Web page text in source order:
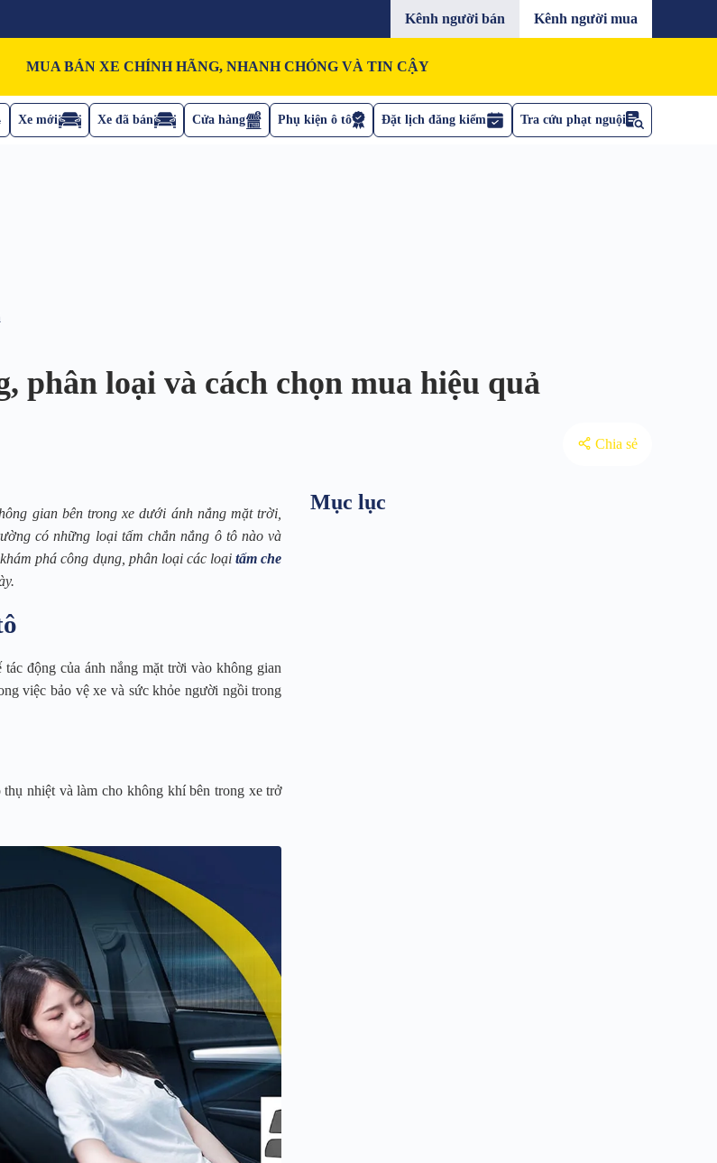
Kênh người bán Kênh người mua
MUA BÁN XE CHÍNH HÃNG, NHANH CHÓNG VÀ TIN CẬY
Xe mới Xe đã bán Cửa hàng Phụ kiện ô tô Đặt lịch đăng kiểm Tra cứu phạt nguội
phân loại và cách chọn mua hiệu quả
Chia sẻ
gian bên trong xe dưới ánh nắng mặt trời,
có những loại tấm chắn nắng ô tô nào và
phá công dụng, phân loại các loạitấm che
động của ánh nắng mặt trời vào không gian
việc bảo vệ xe và sức khỏe người ngồi trong
nhiệt và làm cho không khí bên trong xe trở
Mục lục